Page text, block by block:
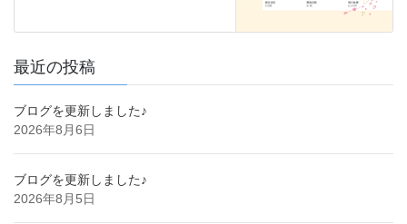
最近の投稿
ブログを更新しました♪
2026年8月6日
ブログを更新しました♪
2026年8月5日